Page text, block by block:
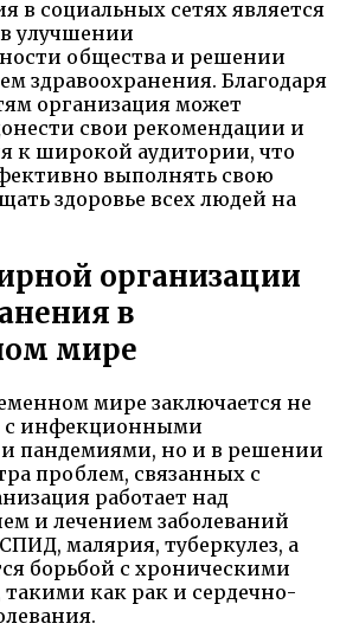
в социальных сетях является
улучшении
общества и решении
здравоохранения. Благодаря
организация может
свои рекомендации и
к широкой аудитории, что
выполнять свою
здоровье всех людей на
организации
в
мире
мире заключается не
с инфекционными
пандемиями, но и в решении
проблем, связанных с
работает над
и лечением заболеваний
малярия, туберкулез, а
борьбой с хроническими
такими как рак и сердечно-